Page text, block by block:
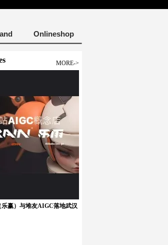
Onlineshop
MORE->
赢）与堆友AIGC落地武汉